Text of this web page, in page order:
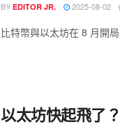
BY EDITOR JR. 2025-08-02
比特幣與以太坊在 8 月開
以太坊快起飛了